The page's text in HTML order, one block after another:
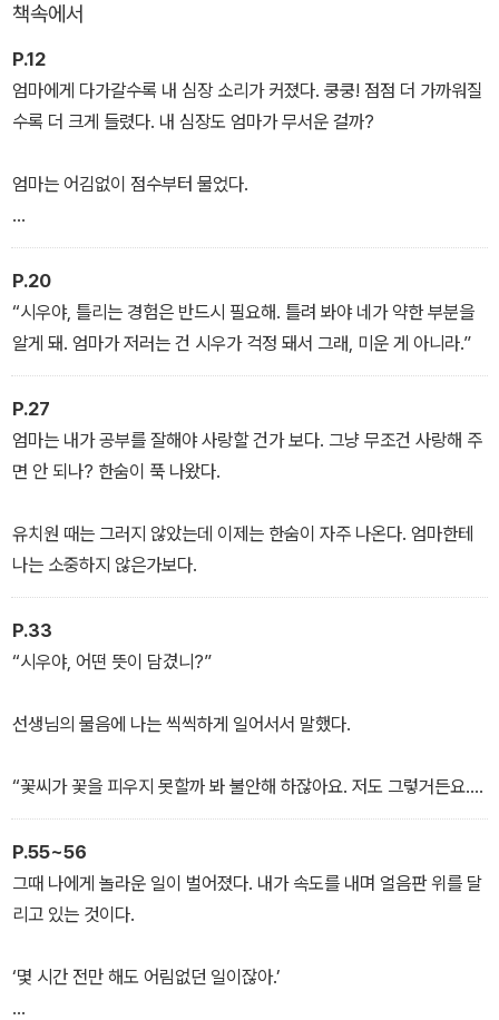
공감을 얻을 수 있다. 독자들이 이 책을 통해 단순히 학업에 대한 흥미
를 얻는 것을 넘어, 실패를 용인하고 꾸준한 노력의 가치를 배우길 바
란다.
책속에서
P.12
엄마에게 다가갈수록 내 심장 소리가 커졌다. 쿵쿵! 점점 더 가까워질
수록 더 크게 들렸다. 내 심장도 엄마가 무서운 걸까?
엄마는 어김없이 점수부터 물었다.
“받아쓰기 시험 봤지?”
‘이것 봐. 날 기다린게 아니라니까.’
P.20
“시우야, 틀리는 경험은 반드시 필요해. 틀려 봐야 네가 약한 부분을
알게 돼. 엄마가 저러는 건 시우가 걱정 돼서 그래, 미운 게 아니라.”
P.27
엄마는 내가 공부를 잘해야 사랑할 건가 보다. 그냥 무조건 사랑해 주
면 안 되나? 한숨이 푹 나왔다.
유치원 때는 그러지 않았는데 이제는 한숨이 자주 나온다. 엄마한테
나는 소중하지 않은가보다.
P.33
“시우야, 어떤 뜻이 담겼니?”
선생님의 물음에 나는 씩씩하게 일어서서 말했다.
“꽃씨가 꽃을 피우지 못할까 봐 불안해 하잖아요. 저도 그렇거든요.
받아쓰기를 못하면 어쩌지? 숙제를 다 못하면 어쩌지? 갑갑한 기분
이 따라다녀요. 자신감도 몽땅 도망가요. 그래서 꽃씨를 떠올렸어요.
꽃씨를 보면서 참을성을 배우자는 뜻이에요.”
P.55~56
그때 나에게 놀라운 일이 벌어졌다. 내가 속도를 내며 얼음판 위를 달
리고 있는 것이다.
‘몇 시간 전만 해도 어림없던 일이잖아.’